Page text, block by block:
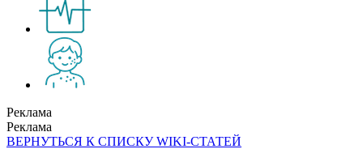
Реклама
Реклама
ВЕРНУТЬСЯ К СПИСКУ WIKI-СТАТЕЙ